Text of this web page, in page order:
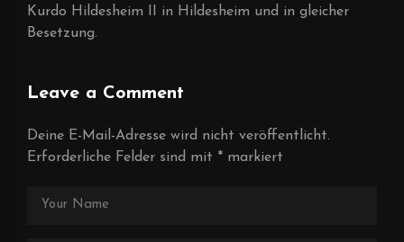
Kurdo Hildesheim II in Hildesheim und in gleicher
Besetzung.
Leave a Comment
Deine E-Mail-Adresse wird nicht veröffentlicht.
Erforderliche Felder sind mit * markiert